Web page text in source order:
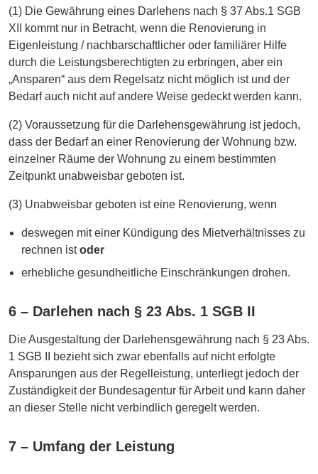
(1) Die Gewährung eines Darlehens nach § 37 Abs.1 SGB
XII kommt nur in Betracht, wenn die Renovierung in
Eigenleistung / nachbarschaftlicher oder familiärer Hilfe
durch die Leistungsberechtigten zu erbringen, aber ein
„Ansparen“ aus dem Regelsatz nicht möglich ist und der
Bedarf auch nicht auf andere Weise gedeckt werden kann.
(2) Voraussetzung für die Darlehensgewährung ist jedoch,
dass der Bedarf an einer Renovierung der Wohnung bzw.
einzelner Räume der Wohnung zu einem bestimmten
Zeitpunkt unabweisbar geboten ist.
(3) Unabweisbar geboten ist eine Renovierung, wenn
deswegen mit einer Kündigung des Mietverhältnisses zu
rechnen istoder
erhebliche gesundheitliche Einschränkungen drohen.
6 – Darlehen nach § 23 Abs. 1 SGB II
Die Ausgestaltung der Darlehensgewährung nach § 23 Abs.
1 SGB II bezieht sich zwar ebenfalls auf nicht erfolgte
Ansparungen aus der Regelleistung, unterliegt jedoch der
Zuständigkeit der Bundesagentur für Arbeit und kann daher
an dieser Stelle nicht verbindlich geregelt werden.
7 – Umfang der Leistung